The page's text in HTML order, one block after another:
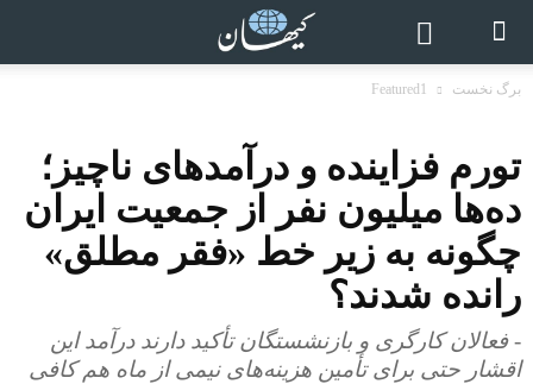
برگ نخست Featured1
تورم فزاینده و درآمدهای ناچیز؛
ده‌ها میلیون نفر از جمعیت ایران
چگونه به زیر خط «فقر مطلق»
رانده شدند؟
- فعالان کارگری و بازنشستگان تأکید دارند درآمد این
اقشار حتی برای تأمین هزینه‌های نیمی از ماه هم کافی